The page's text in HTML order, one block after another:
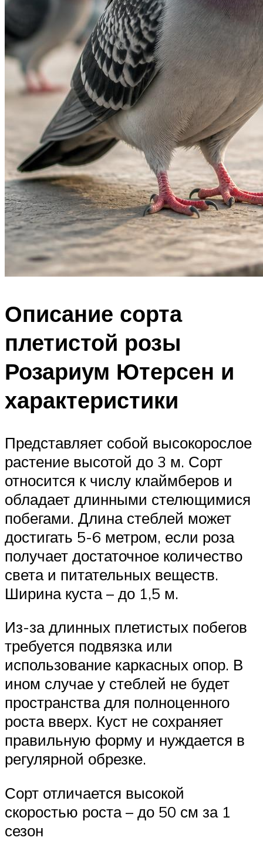
Описание сорта
плетистой розы
Розариум Ютерсен и
характеристики
Представляет собой высокорослое
растение высотой до 3 м. Сорт
относится к числу клаймберов и
обладает длинными стелющимися
побегами. Длина стеблей может
достигать 5-6 метром, если роза
получает достаточное количество
света и питательных веществ.
Ширина куста – до 1,5 м.
Из-за длинных плетистых побегов
требуется подвязка или
использование каркасных опор. В
ином случае у стеблей не будет
пространства для полноценного
роста вверх. Куст не сохраняет
правильную форму и нуждается в
регулярной обрезке.
Сорт отличается высокой
скоростью роста – до 50 см за 1
сезон